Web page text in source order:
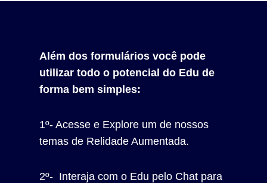
Além dos formulários você pode
utilizar todo o potencial do Edu de
forma bem simples:
1º- Acesse e Explore um de nossos
temas de Relidade Aumentada.
2º- Interaja com o Edu pelo Chat para